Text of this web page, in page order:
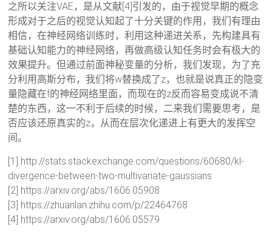
之所以关注VAE，是从文献[4]引发的，由于视觉早期的概念
形成对于之后的视觉认知起了十分关键的作用，我们有理由
相信，在神经网络训练时，利用这种递进关系，先构建具有
基础认知能力的神经网络，再做高级认知任务时会有极大的
效果提升。但通过前面神秘变量的分析，我们发现，为了充
分利用高斯分布，我们将w替换成了z，也就是说真正的隐变
量隐藏在f的神经网络里面，而现在的z反而容易变成说不清
楚的东西，这一不利于后续的时候，二来我们需要思考，是
否应该还原真实的z，从而在层次化递进上有更大的发挥空
间。
[1] http://stats.stackexchange.com/questions/60680/kl-
divergence-between-two-multivariate-gaussians
[2] https://arxiv.org/abs/1606.05908
[3] https://zhuanlan.zhihu.com/p/22464768
[4] https://arxiv.org/abs/1606.05579